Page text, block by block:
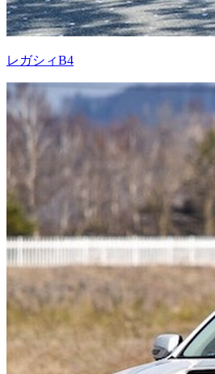
レガシィB4